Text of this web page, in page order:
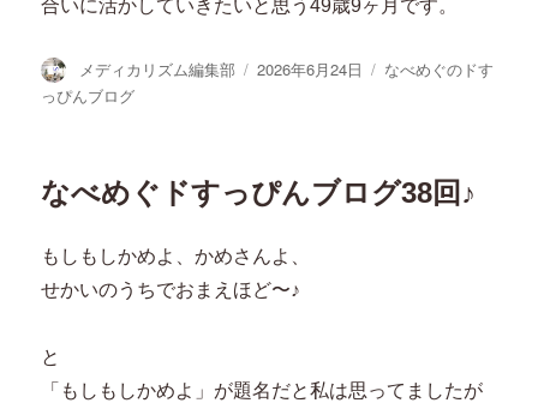
合いに活かしていきたいと思う49歳9ヶ月です。
投
稿
メディカリズム編集部
投
2026年6月24日
カ
なべめぐのドす
っぴんブログ
なべめぐドすっぴんブログ38回♪
もしもしかめよ、かめさんよ、
せかいのうちでおまえほど〜♪
と
「もしもしかめよ」が題名だと私は思ってましたが